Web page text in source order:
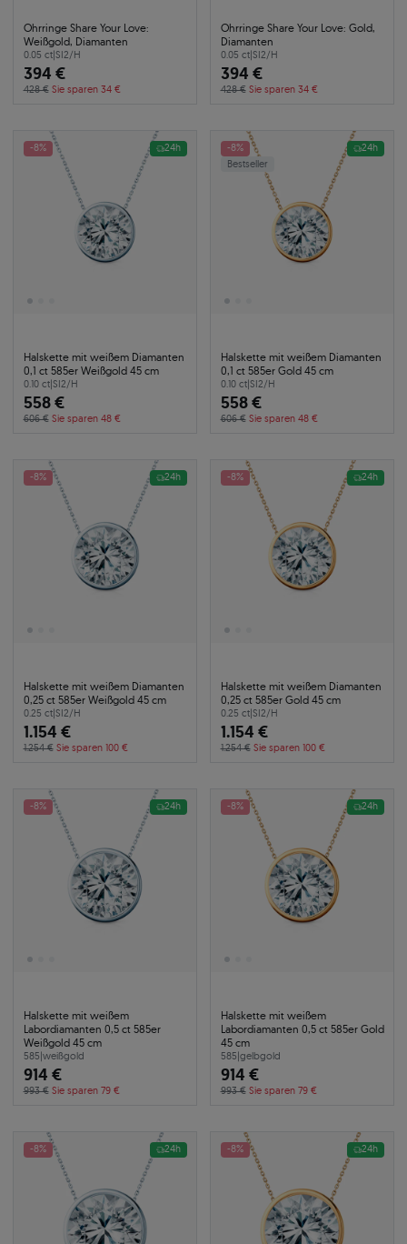
Ohrringe Share Your Love:
Weißgold, Diamanten
0.05 ct|SI2/H
394 €
428 € Sie sparen 34 €
Ohrringe Share Your Love: Gold,
Diamanten
0.05 ct|SI2/H
394 €
428 € Sie sparen 34 €
-8% 24h
Halskette mit weißem Diamanten
0,1 ct 585er Weißgold 45 cm
0.10 ct|SI2/H
558 €
606 € Sie sparen 48 €
-8%
Bestseller
24h
Halskette mit weißem Diamanten
0,1 ct 585er Gold 45 cm
0.10 ct|SI2/H
558 €
606 € Sie sparen 48 €
-8% 24h
Halskette mit weißem Diamanten
0,25 ct 585er Weißgold 45 cm
0.25 ct|SI2/H
1.154 €
1.254 € Sie sparen 100 €
-8% 24h
Halskette mit weißem Diamanten
0,25 ct 585er Gold 45 cm
0.25 ct|SI2/H
1.154 €
1.254 € Sie sparen 100 €
-8% 24h
Halskette mit weißem
Labordiamanten 0,5 ct 585er
Weißgold 45 cm
585|weißgold
914 €
993 € Sie sparen 79 €
-8% 24h
Halskette mit weißem
Labordiamanten 0,5 ct 585er Gold
45 cm
585|gelbgold
914 €
993 € Sie sparen 79 €
-8% 24h -8% 24h